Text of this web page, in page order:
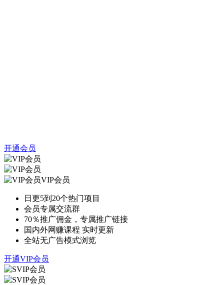
开通会员
VIP会员
日更5到20个热门项目
会员专属交流群
70％推广佣金，专属推广链接
国内外网赚课程 实时更新
全站无广告模式浏览
开通VIP会员